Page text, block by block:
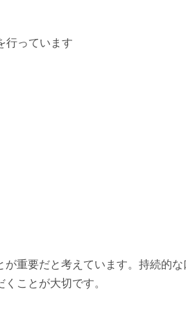
重要だと考えています。持続的な
ことが大切です。